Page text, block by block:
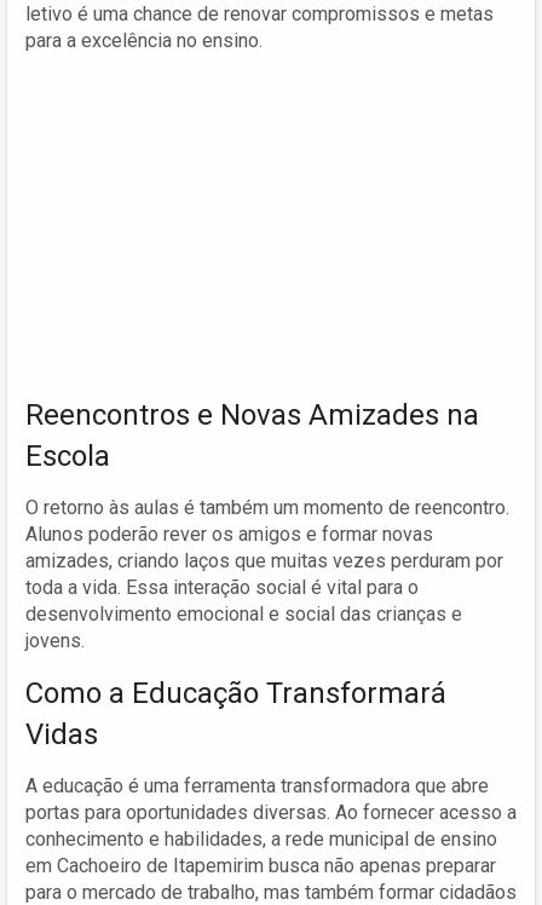
letivo é uma chance de renovar compromissos e metas
para a excelência no ensino.
Reencontros e Novas Amizades na
Escola
O retorno às aulas é também um momento de reencontro.
Alunos poderão rever os amigos e formar novas
amizades, criando laços que muitas vezes perduram por
toda a vida. Essa interação social é vital para o
desenvolvimento emocional e social das crianças e
jovens.
Como a Educação Transformará
Vidas
A educação é uma ferramenta transformadora que abre
portas para oportunidades diversas. Ao fornecer acesso a
conhecimento e habilidades, a rede municipal de ensino
em Cachoeiro de Itapemirim busca não apenas preparar
para o mercado de trabalho, mas também formar cidadãos